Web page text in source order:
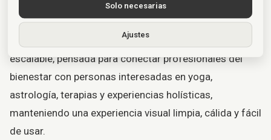
Resultado
Una plataforma digital completa, personalizada y
escalable, pensada para conectar profesionales del
bienestar con personas interesadas en yoga,
astrología, terapias y experiencias holísticas,
manteniendo una experiencia visual limpia, cálida y fácil
de usar.
Solo necesarias
Ajustes